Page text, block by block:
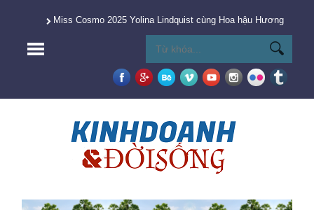
Miss Cosmo 2025 Yolina Lindquist cùng Hoa hậu Hương